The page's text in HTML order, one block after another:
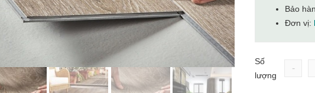
Bảo
Đơn vị:
Số
lượng
-